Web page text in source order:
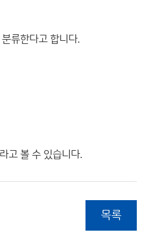
류한다고 합니다.
고 볼 수 있습니다.
목록